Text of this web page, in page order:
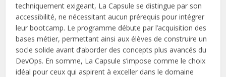
techniquement exigeant, La Capsule se distingue par son
accessibilité, ne nécessitant aucun prérequis pour intégrer
leur bootcamp. Le programme débute par l’acquisition des
bases métier, permettant ainsi aux élèves de construire un
socle solide avant d’aborder des concepts plus avancés du
DevOps. En somme, La Capsule s’impose comme le choix
idéal pour ceux qui aspirent à exceller dans le domaine